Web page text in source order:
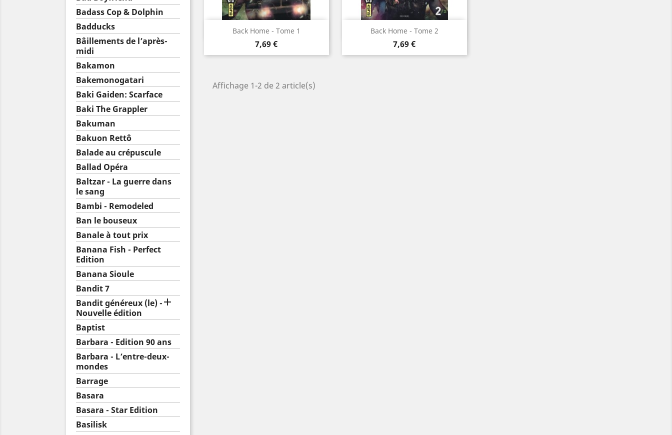
Badass Cop & Dolphin
Badducks
Bâillements de l’après-
midi
Bakamon
Bakemonogatari
Baki Gaiden: Scarface
Baki The Grappler
Bakuman
Bakuon Rettô
Balade au crépuscule
Ballad Opéra
Baltzar - La guerre dans
le sang
Bambi - Remodeled
Ban le bouseux
Banale à tout prix
Banana Fish - Perfect
Edition
Banana Sioule
Bandit 7
Bandit généreux (le) -
Nouvelle édition

Baptist
Barbara - Edition 90 ans
Barbara - L’entre-deux-
mondes
Barrage
Basara
Basara - Star Edition
Basilisk
Back Home - Tome 1
Prix
7,69 €
Aperçu rapide Back Home - Tome 2
Prix
7,69 €
Aperçu rapide
Affichage 1-2 de 2 article(s)